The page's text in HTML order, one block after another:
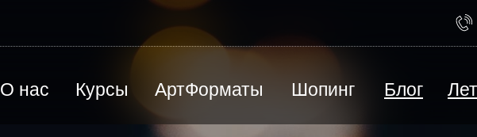
О нас Курсы АртФорматы Шопинг Блог